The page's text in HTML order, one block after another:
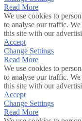
Read More
We use cookies to
to analyse our traffic.
this site with our
Accept
Change Settings
Read More
We use cookies to
to analyse our traffic.
this site with our
Accept
Change Settings
Read More